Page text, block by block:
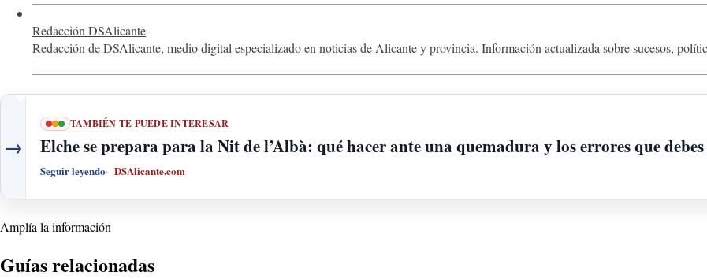
Redacción DSAlicante
Redacción de DSAlicante, medio digital especializado en noticias de Alicante y provincia. Información actualizada sobre sucesos,
→
TAMBIÉN TE PUEDE INTERESAR
Elche se prepara para la Nit de l’Albà: qué hacer ante una quemadura y los errores que
Seguir leyendo DSAlicante.com
Amplía la información
Guías relacionadas